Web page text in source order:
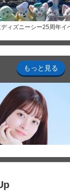
ィズニーシー25周年イ
もっと見る